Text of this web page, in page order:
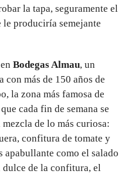
la tapa, seguramente el
produciría semejante
Bodegas Almau, un
con más de 150 años de
la zona más famosa de
cada fin de semana se
de lo más curiosa:
confitura de tomate y
apabullante como el salado
dulce de la confitura, el